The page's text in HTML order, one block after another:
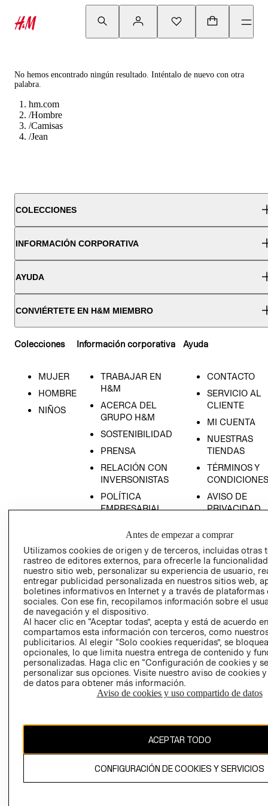
No hemos encontrado ningún resultado. Inténtalo de nuevo con otra
palabra.
hm.com
/Hombre
/Camisas
/Jean
COLECCIONES
INFORMACIÓN CORPORATIVA
AYUDA
CONVIÉRTETE EN H&M MIEMBRO
Colecciones
MUJER
HOMBRE
NIÑOS
Información corporativa
TRABAJAR EN
H&M
ACERCA DEL
GRUPO H&M
SOSTENIBILIDAD
PRENSA
RELACIÓN CON
INVERSONISTAS
POLÍTICA
EMPRESARIAL
Ayuda
CONTACTO
SERVICIO AL
CLIENTE
MI CUENTA
NUESTRAS
TIENDAS
TÉRMINOS Y
CONDICIONES
AVISO DE
PRIVACIDAD
AVISO DE
COOKIES
LIBRO DE
Ecuador ($)
CAMBIAR REGIÓN
El contenido de esta página web está protegido por copyright y es
propiedad de H&M Hennes & Mauritz AB.
Antes de empezar a comprar
Utilizamos cookies de origen y de terceros, incluidas otras
rastreo de editores externos, para ofrecerle la
nuestro sitio web, personalizar su experiencia de usuario,
entregar publicidad personalizada en nuestros sitios web,
boletines informativos en Internet y a través de plataformas
sociales. Con ese fin, recopilamos información sobre el
de navegación y el dispositivo.
Al hacer clic en “Aceptar todas”, acepta y está de acuerdo
compartamos esta información con terceros, como
publicitarios. Al elegir “Solo cookies requeridas”, se
opcionales, lo que limita nuestra entrega de contenido y
personalizadas. Haga clic en “Configuración de cookies y
personalizar sus opciones. Visite nuestro aviso de cookies
de datos para obtener más información.
Aviso de cookies y uso compartido de datos
ACEPTAR TODO
CONFIGURACIÓN DE COOKIES Y SERVICIOS